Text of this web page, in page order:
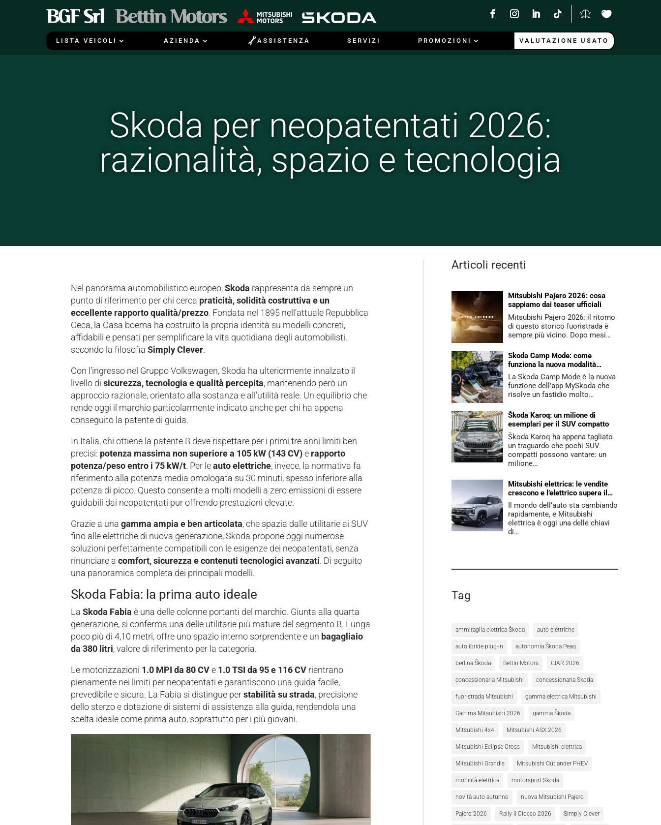
LISTA VEICOLI AZIENDA ASSISTENZA SERVIZI PROMOZIONI VALUTAZIONE USATO
Skoda per neopatentati 2026:
razionalità, spazio e tecnologia
Nel panorama automobilistico europeo,Skoda rappresenta da sempre un
punto di riferimento per chi cerca praticità, solidità costruttiva e un
eccellente rapporto qualità/prezzo. Fondata nel 1895 nell’attuale Repubblica
Ceca, la Casa boema ha costruito la propria identità su modelli concreti,
affidabili e pensati per semplificare la vita quotidiana degli automobilisti,
secondo la filosofia Simply Clever.
Con l’ingresso nel Gruppo Volkswagen, Skoda ha ulteriormente innalzato il
livello di sicurezza, tecnologia e qualità percepita, mantenendo però un
approccio razionale, orientato alla sostanza e all’utilità reale. Un equilibrio che
rende oggi il marchio particolarmente indicato anche per chi ha appena
conseguito la patente di guida.
In Italia, chi ottiene la patente B deve rispettare per i primi tre anni limiti ben
precisi: potenza massima non superiore a 105 kW (143 CV)e rapporto
potenza/peso entro i 75 kW/t. Per leauto elettriche, invece, la normativa fa
riferimento alla potenza media omologata su 30 minuti, spesso inferiore alla
potenza di picco. Questo consente a molti modelli a zero emissioni di essere
guidabili dai neopatentati pur offrendo prestazioni elevate.
Grazie a una gamma ampia e ben articolata, che spazia dalle utilitarie ai SUV
fino alle elettriche di nuova generazione, Skoda propone oggi numerose
soluzioni perfettamente compatibili con le esigenze dei neopatentati, senza
rinunciare a comfort, sicurezza e contenuti tecnologici avanzati. Di seguito
una panoramica completa dei principali modelli.
Skoda Fabia: la prima auto ideale
La Skoda Fabia è una delle colonne portanti del marchio. Giunta alla quarta
generazione, si conferma una delle utilitarie più mature del segmento B. Lunga
poco più di 4,10 metri, offre uno spazio interno sorprendente e un bagagliaio
da 380 litri, valore di riferimento per la categoria.
Le motorizzazioni 1.0 MPI da 80 CVe 1.0 TSI da 95 e 116 CVrientrano
pienamente nei limiti per neopatentati e garantiscono una guida facile,
prevedibile e sicura. La Fabia si distingue perstabilità su strada, precisione
dello sterzo e dotazione di sistemi di assistenza alla guida, rendendola una
scelta ideale come prima auto, soprattutto per i più giovani.
Articoli recenti
Mitsubishi Pajero 2026: cosa
sappiamo dai teaser ufficiali
Mitsubishi Pajero 2026: il ritorno
di questo storico fuoristrada è
sempre più vicino. Dopo mesi…
Skoda Camp Mode: come
funziona la nuova modalità
dell’app MySkoda
La Skoda Camp Mode è la nuova
funzione dell’app MySkoda che
risolve un fastidio molto…
Škoda Karoq: un milione di
esemplari per il SUV compatto
Škoda Karoq ha appena tagliato
un traguardo che pochi SUV
compatti possono vantare: un
milione…
Mitsubishi elettrica: le vendite
crescono e l’elettrico supera il
benzina
Il mondo dell’auto sta cambiando
rapidamente, e Mitsubishi
elettrica è oggi una delle chiavi
di…
Tag
ammiraglia elettrica Škoda auto elettriche
auto ibride plug-in autonomia Škoda Peaq
berlina Škoda Bettin Motors CIAR 2026
concessionaria Mitsubishi concessionaria Skoda
fuoristrada Mitsubishi gamma elettrica Mitsubishi
Gamma Mitsubishi 2026 gamma Škoda
Mitsubishi 4x4 Mitsubishi ASX 2026
Mitsubishi Eclipse Cross Mitsubishi elettrica
Mitsubishi Grandis Mitsubishi Outlander PHEV
mobilità elettrica motorsport Skoda
novità auto autunno nuova Mitsubishi Pajero
Pajero 2026 Rally Il Ciocco 2026 Simply Clever